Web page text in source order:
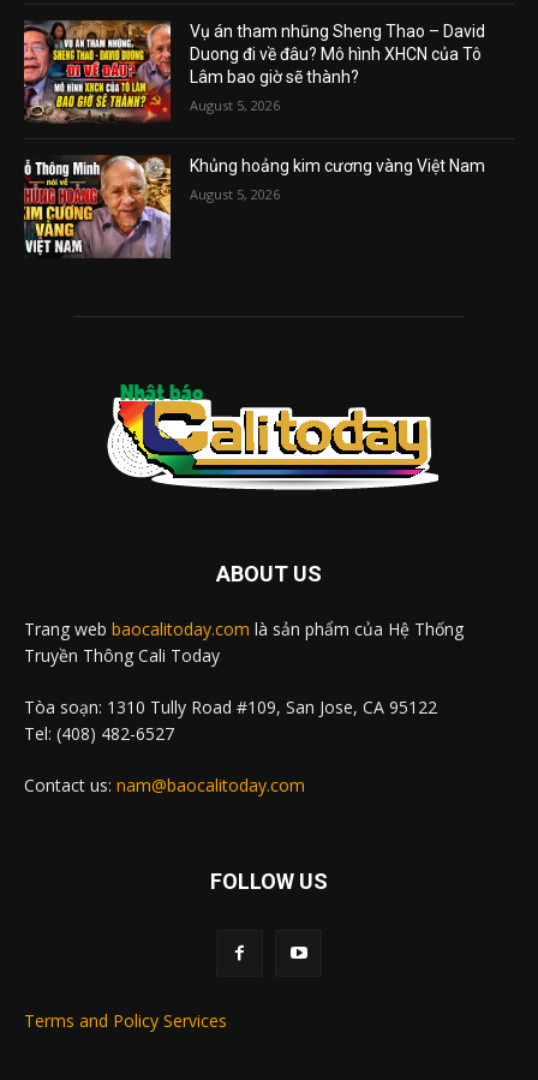
Vụ án tham nhũng Sheng Thao – David
Duong đi về đâu? Mô hình XHCN của Tô
Lâm bao giờ sẽ thành?
August 5, 2026
Khủng hoảng kim cương vàng Việt Nam
August 5, 2026
ABOUT US
Trang web baocalitoday.com là sản phẩm của Hệ Thống
Truyền Thông Cali Today
Tòa soạn: 1310 Tully Road #109, San Jose, CA 95122
Tel: (408) 482-6527
Contact us: nam@baocalitoday.com
FOLLOW US
Terms and Policy Services